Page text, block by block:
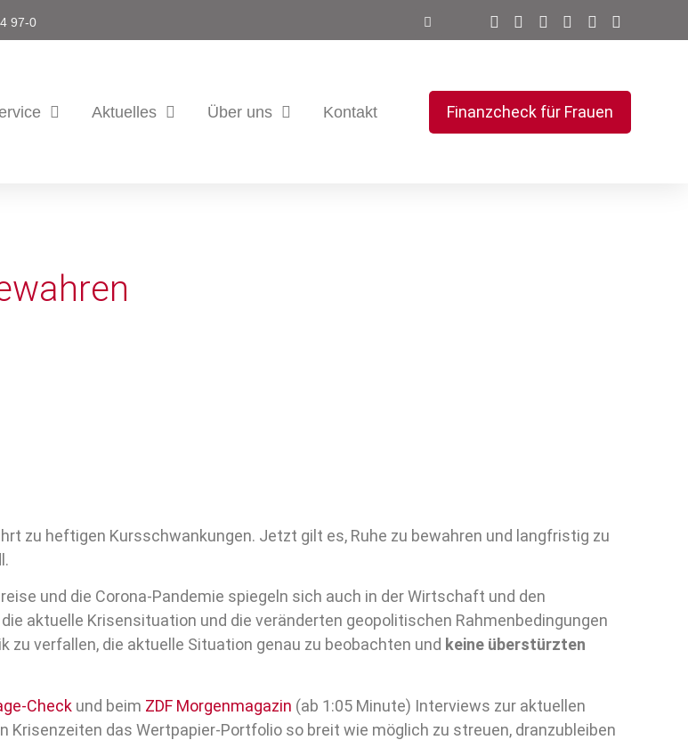
97-0
Aktuelles Über uns Kontakt Finanzcheck für Frauen
zu heftigen Kursschwankungen. Jetzt gilt es, Ruhe zu bewahren und langfristig zu
und die Corona-Pandemie spiegeln sich auch in der Wirtschaft und den
aktuelle Krisensituation und die veränderten geopolitischen Rahmenbedingungen
verfallen, die aktuelle Situation genau zu beobachten und keine überstürzten
Check und beim ZDF Morgenmagazin (ab 1:05 Minute) Interviews zur aktuellen
Krisenzeiten das Wertpapier-Portfolio so breit wie möglich zu streuen, dranzubleiben